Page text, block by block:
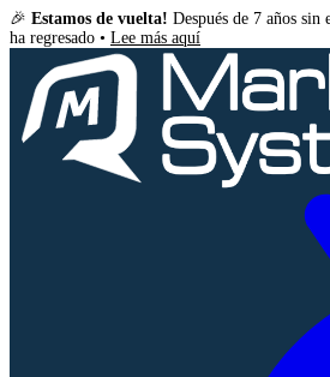
🎉 Estamos de vuelta! Después de 7 años
ha regresado • Lee más aquí